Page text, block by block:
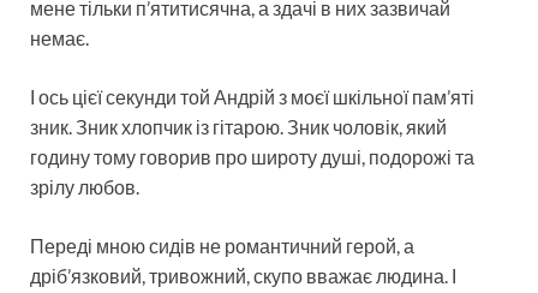
мене тільки п’ятитисячна, а здачі в них зазвичай
немає.
І ось цієї секунди той Андрій з моєї шкільної пам’яті
зник. Зник хлопчик із гітарою. Зник чоловік, який
годину тому говорив про широту душі, подорожі та
зрілу любов.
Переді мною сидів не романтичний герой, а
дріб’язковий, тривожний, скупо вважає людина. І